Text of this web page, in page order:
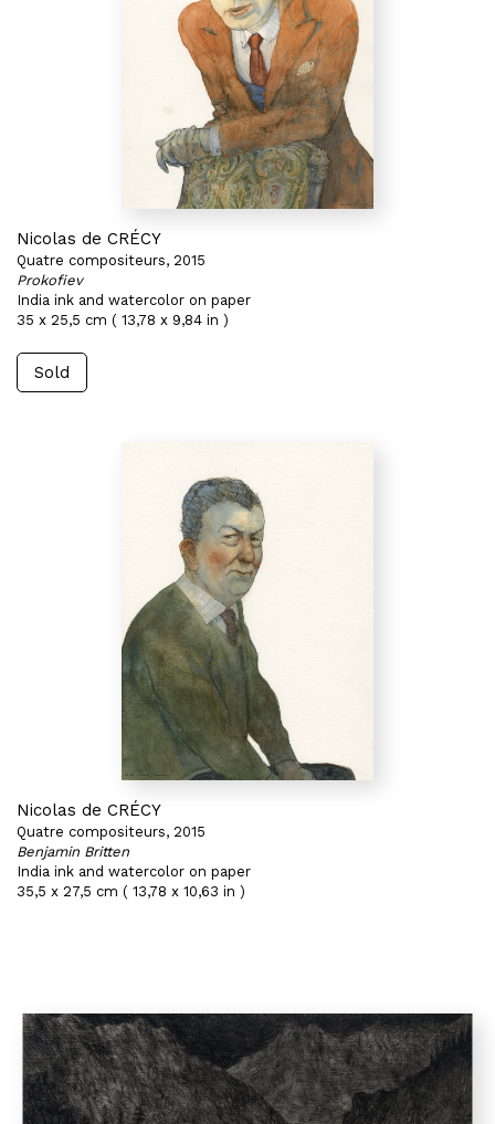
Nicolas de CRÉCY
Quatre compositeurs, 2015
Prokofiev
India ink and watercolor on paper
35 x 25,5 cm ( 13,78 x 9,84 in )
Sold
Nicolas de CRÉCY
Quatre compositeurs, 2015
Benjamin Britten
India ink and watercolor on paper
35,5 x 27,5 cm ( 13,78 x 10,63 in )